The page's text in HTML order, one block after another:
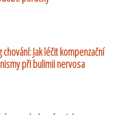
chování: Jak léčit kompenzační
při bulimii nervosa